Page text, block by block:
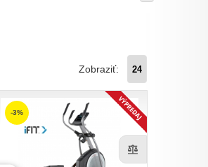
Zobraziť:
-3%